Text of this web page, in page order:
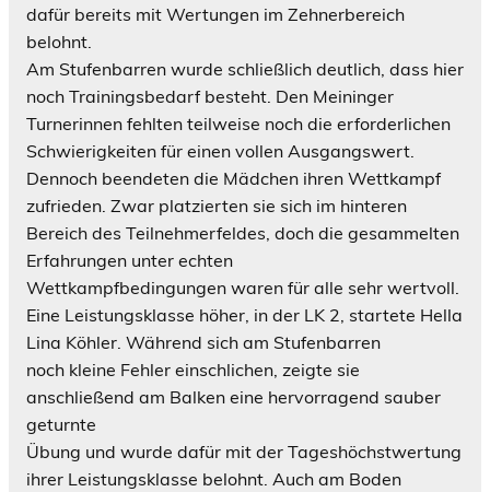
dafür bereits mit Wertungen im Zehnerbereich
belohnt.
Am Stufenbarren wurde schließlich deutlich, dass hier
noch Trainingsbedarf besteht. Den Meininger
Turnerinnen fehlten teilweise noch die erforderlichen
Schwierigkeiten für einen vollen Ausgangswert.
Dennoch beendeten die Mädchen ihren Wettkampf
zufrieden. Zwar platzierten sie sich im hinteren
Bereich des Teilnehmerfeldes, doch die gesammelten
Erfahrungen unter echten
Wettkampfbedingungen waren für alle sehr wertvoll.
Eine Leistungsklasse höher, in der LK 2, startete Hella
Lina Köhler. Während sich am Stufenbarren
noch kleine Fehler einschlichen, zeigte sie
anschließend am Balken eine hervorragend sauber
geturnte
Übung und wurde dafür mit der Tageshöchstwertung
ihrer Leistungsklasse belohnt. Auch am Boden